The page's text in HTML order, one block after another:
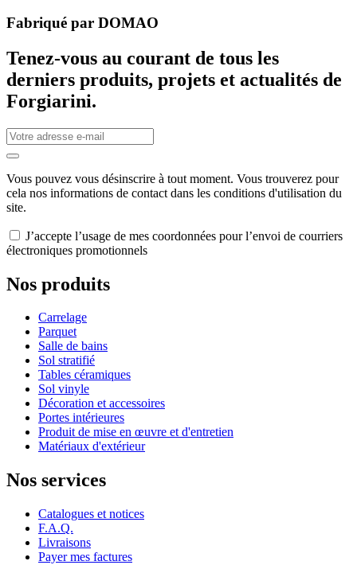
Fabriqué par DOMAO
Tenez-vous au courant de tous les
derniers produits, projets et actualités de
Forgiarini.
Vous pouvez vous désinscrire à tout moment. Vous trouverez pour
cela nos informations de contact dans les conditions d'utilisation du
site.
J’accepte l’usage de mes coordonnées pour l’envoi de courriers
électroniques promotionnels
Nos produits
Carrelage
Parquet
Salle de bains
Sol stratifié
Tables céramiques
Sol vinyle
Décoration et accessoires
Portes intérieures
Produit de mise en œuvre et d'entretien
Matériaux d'extérieur
Nos services
Catalogues et notices
F.A.Q.
Livraisons
Payer mes factures